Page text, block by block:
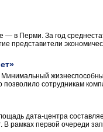
в Перми. За год
представители
сотрудникам
дата-центра
рамках первой очереди